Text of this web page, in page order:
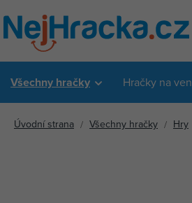
Všechny hračky Hračky na ven
Úvodní strana Všechny hračky Hry